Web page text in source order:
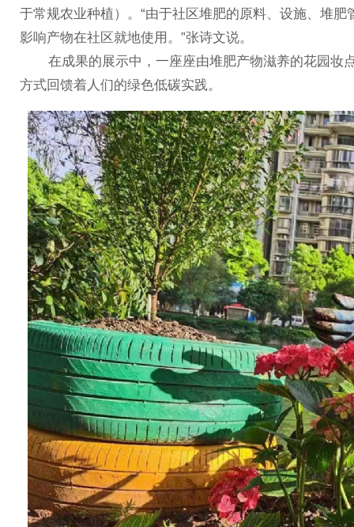
于常规农业种植）。“由于社区堆肥的原料、设施、堆
影响产物在社区就地使用。”张诗文说。
在成果的展示中，一座座由堆肥产物滋养的花园妆
方式回馈着人们的绿色低碳实践。